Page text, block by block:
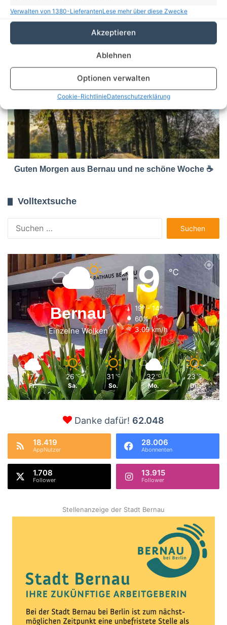
Verwalten von 1380-LieferantenLese mehr über diese Zwecke
Akzeptieren
Ablehnen
Optionen verwalten
Cookie-RichtlinieDatenschutzerklärung
erwünscht?
Guten Morgen aus Bernau und ne schöne Woche ☕️
Volltextsuche
nach:
Bernau
Einzelne Wolken
19℃
19º - 14º
60%
3.09 km/h
17 ℃
Fr.
26 ℃
Sa.
31 ℃
So.
32 ℃
Mo.
23 ℃
Di.
Danke dafür! 62.048
18.419
AppNutzer
28.006
Abonnenten
1.708
Follower
13.915
Follower
Stellenanzeige der Stadt Bernau